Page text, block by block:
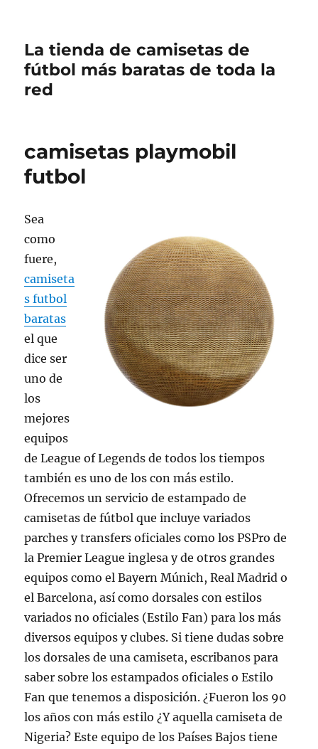
La tienda de camisetas de
fútbol más baratas de toda la
red
camisetas playmobil
futbol
Sea
como
fuere,
camiseta
s futbol
baratas
el que
dice ser
uno de
los
mejores
equipos
de League of Legends de todos los tiempos
también es uno de los con más estilo.
Ofrecemos un servicio de estampado de
camisetas de fútbol que incluye variados
parches y transfers oficiales como los PSPro de
la Premier League inglesa y de otros grandes
equipos como el Bayern Múnich, Real Madrid o
el Barcelona, así como dorsales con estilos
variados no oficiales (Estilo Fan) para los más
diversos equipos y clubes. Si tiene dudas sobre
los dorsales de una camiseta, escribanos para
saber sobre los estampados oficiales o Estilo
Fan que tenemos a disposición. ¿Fueron los 90
los años con más estilo ¿Y aquella camiseta de
Nigeria? Este equipo de los Países Bajos tiene